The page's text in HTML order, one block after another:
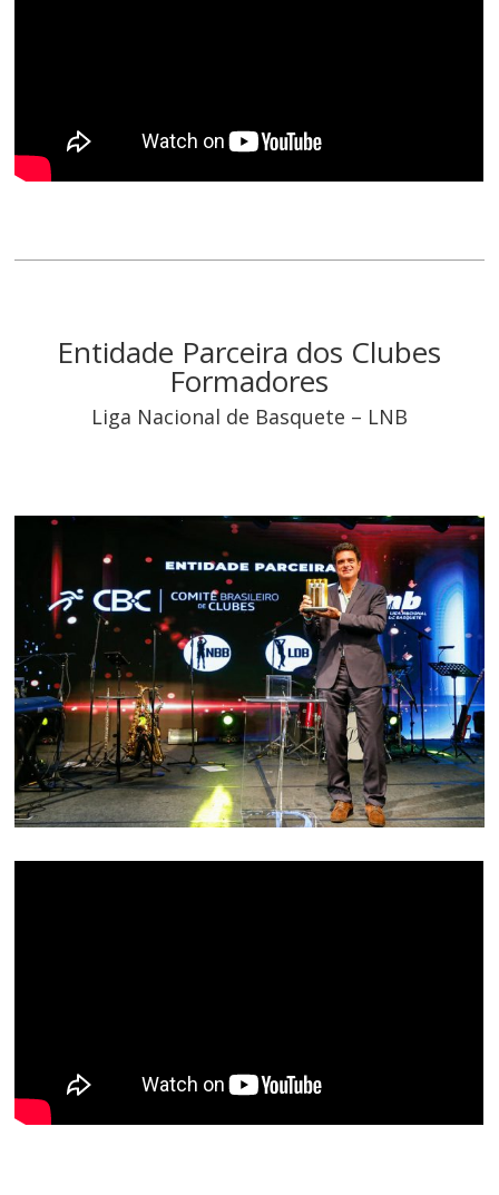
Entidade Parceira dos Clubes
Formadores
Liga Nacional de Basquete – LNB